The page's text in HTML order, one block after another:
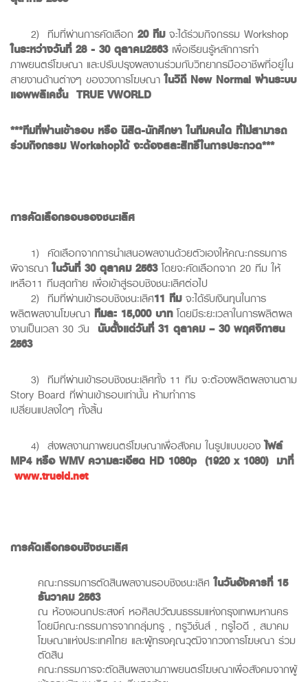
2) ทีมที่ผ่านการคัดเลือก 20 ทีมจะได้ร่วมกิจกรรม Workshop
ในระหว่างวันที่ 28 - 30 ตุลาคม2563เพื่อเรียนรู้หลักการทำ
ภาพยนตร์โฆษณา และปรับปรุงผลงานร่วมกับวิทยากรมืออาชีพที่อยู่ใน
สายงานด้านต่างๆ ของวงการโฆษณาในวิถี New Normal ผ่านระบบ
แอพพลิเคชั่น TRUE VWORLD
***ทีมที่ผ่านเข้ารอบ หรือ นิสิต-นักศึกษา ในทีมคนใด ที่ไม่สามารถ
ร่วมกิจกรรม Workshopได้ จะต้องสละสิทธิ์ในการประกวด***
การคัดเลือกรอบรองชนะเลิศ
1) คัดเลือกจากการนำเสนอผลงานด้วยตัวเองให้คณะกรรมการ
พิจารณาในวันที่ 30 ตุลาคม 2563 โดยจะคัดเลือกจาก 20 ทีม ให้
เหลือ11 ทีมสุดท้าย เพื่อเข้าสู่รอบชิงชนะเลิศต่อไป
2) ทีมที่ผ่านเข้ารอบชิงชนะเลิศ11 ทีมจะได้รับเงินทุนในการ
ผลิตผลงานโฆษณา ทีมละ 15,000 บาทโดยมีระยะเวลาในการผลิตผล
งานเป็นเวลา 30 วัน นับตั้งแต่วันที่ 31 ตุลาคม– 30 พฤศจิกายน
2563
3) ทีมที่ผ่านเข้ารอบชิงชนะเลิศทั้ง 11 ทีม จะต้องผลิตผลงานตาม
Story Board ที่ผ่านเข้ารอบเท่านั้น ห้ามทำการ
เปลี่ยนแปลงใดๆ ทั้งสิ้น
4) ส่งผลงานภาพยนตร์โฆษณาเพื่อสังคม ในรูปแบบของไฟล์
MP4 หรือ WMV ความละเอียด HD 1080p (1920 x 1080) มาที่
www.trueid.net
การคัดเลือกรอบชิงชนะเลิศ
คณะกรรมการตัดสินผลงานรอบชิงชนะเลิศในวันอังคารที่ 15
ธันวาคม 2563
ณ ห้องเอนกประสงค์ หอศิลปวัฒนธรรมแห่งกรุงเทพมหานคร
โดยมีคณะกรรมการจากกลุ่มทรู , ทรูวิชั่นส์ , ทรูไอดี , สมาคม
โฆษณาแห่งประเทศไทย และผู้ทรงคุณวุฒิจากวงการโฆษณา ร่วม
ตัดสิน
คณะกรรมการจะตัดสินผลงานภาพยนตร์โฆษณาเพื่อสังคมจากผู้